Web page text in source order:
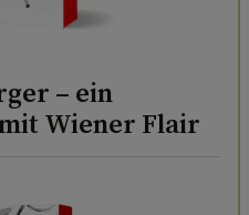
– ein
Wiener Flair